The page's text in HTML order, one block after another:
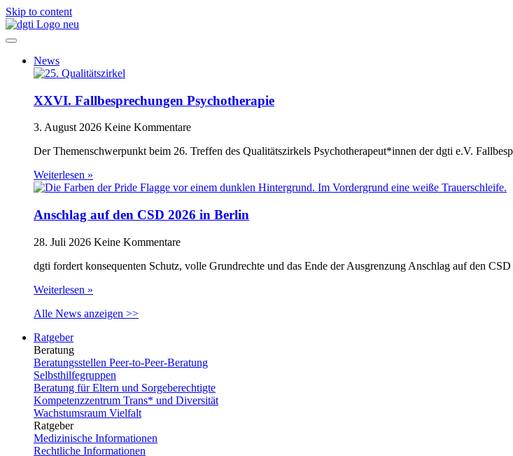
Skip to content
News
XXVI. Fallbesprechungen Psychotherapie
3. August 2026 Keine Kommentare
Der Themenschwerpunkt beim 26. Treffen des Qualitätszirkels Psychotherapeut*innen der dgti e.V.
Weiterlesen »
Anschlag auf den CSD 2026 in Berlin
28. Juli 2026 Keine Kommentare
dgti fordert konsequenten Schutz, volle Grundrechte und das Ende der Ausgrenzung Anschlag auf den
Weiterlesen »
Alle News anzeigen >>
Ratgeber
Beratung
Beratungsstellen Peer-to-Peer-Beratung
Selbsthilfegruppen
Beratung für Eltern und Sorgeberechtigte
Kompetenzzentrum Trans* und Diversität
Wachstumsraum Vielfalt
Ratgeber
Medizinische Informationen
Rechtliche Informationen